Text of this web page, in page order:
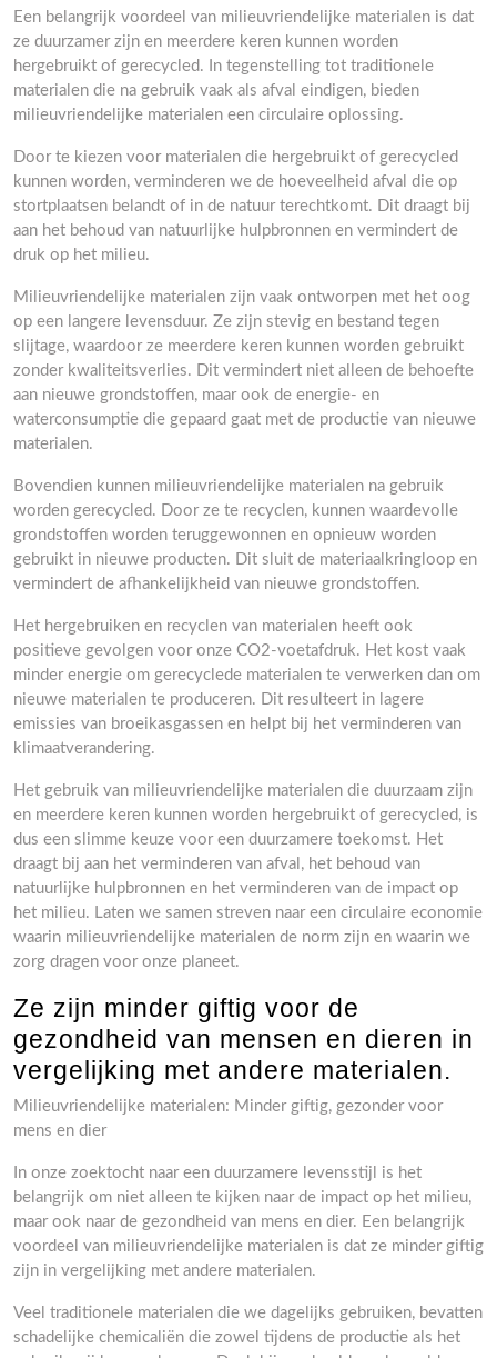
Een belangrijk voordeel van milieuvriendelijke materialen is dat
ze duurzamer zijn en meerdere keren kunnen worden
hergebruikt of gerecycled. In tegenstelling tot traditionele
materialen die na gebruik vaak als afval eindigen, bieden
milieuvriendelijke materialen een circulaire oplossing.
Door te kiezen voor materialen die hergebruikt of gerecycled
kunnen worden, verminderen we de hoeveelheid afval die op
stortplaatsen belandt of in de natuur terechtkomt. Dit draagt bij
aan het behoud van natuurlijke hulpbronnen en vermindert de
druk op het milieu.
Milieuvriendelijke materialen zijn vaak ontworpen met het oog
op een langere levensduur. Ze zijn stevig en bestand tegen
slijtage, waardoor ze meerdere keren kunnen worden gebruikt
zonder kwaliteitsverlies. Dit vermindert niet alleen de behoefte
aan nieuwe grondstoffen, maar ook de energie- en
waterconsumptie die gepaard gaat met de productie van nieuwe
materialen.
Bovendien kunnen milieuvriendelijke materialen na gebruik
worden gerecycled. Door ze te recyclen, kunnen waardevolle
grondstoffen worden teruggewonnen en opnieuw worden
gebruikt in nieuwe producten. Dit sluit de materiaalkringloop en
vermindert de afhankelijkheid van nieuwe grondstoffen.
Het hergebruiken en recyclen van materialen heeft ook
positieve gevolgen voor onze CO2-voetafdruk. Het kost vaak
minder energie om gerecyclede materialen te verwerken dan om
nieuwe materialen te produceren. Dit resulteert in lagere
emissies van broeikasgassen en helpt bij het verminderen van
klimaatverandering.
Het gebruik van milieuvriendelijke materialen die duurzaam zijn
en meerdere keren kunnen worden hergebruikt of gerecycled, is
dus een slimme keuze voor een duurzamere toekomst. Het
draagt bij aan het verminderen van afval, het behoud van
natuurlijke hulpbronnen en het verminderen van de impact op
het milieu. Laten we samen streven naar een circulaire economie
waarin milieuvriendelijke materialen de norm zijn en waarin we
zorg dragen voor onze planeet.
Ze zijn minder giftig voor de
gezondheid van mensen en dieren in
vergelijking met andere materialen.
Milieuvriendelijke materialen: Minder giftig, gezonder voor
mens en dier
In onze zoektocht naar een duurzamere levensstijl is het
belangrijk om niet alleen te kijken naar de impact op het milieu,
maar ook naar de gezondheid van mens en dier. Een belangrijk
voordeel van milieuvriendelijke materialen is dat ze minder giftig
zijn in vergelijking met andere materialen.
Veel traditionele materialen die we dagelijks gebruiken, bevatten
schadelijke chemicaliën die zowel tijdens de productie als het